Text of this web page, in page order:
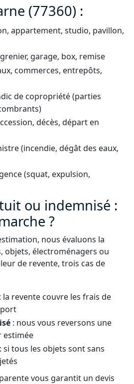
(77360) :
appartement, studio, pavillon,
garage, box, remise
commerces, entrepôts,
de copropriété (parties
décès, départ en
(incendie, dégât des eaux,
(squat, expulsion,
ou indemnisé :
?
nous évaluons la
objets, électroménagers ou
de revente, trois cas de
: la revente couvre les frais de
: nous vous reversons une
estimée
: si tous les objets sont sans
vous garantit un devis